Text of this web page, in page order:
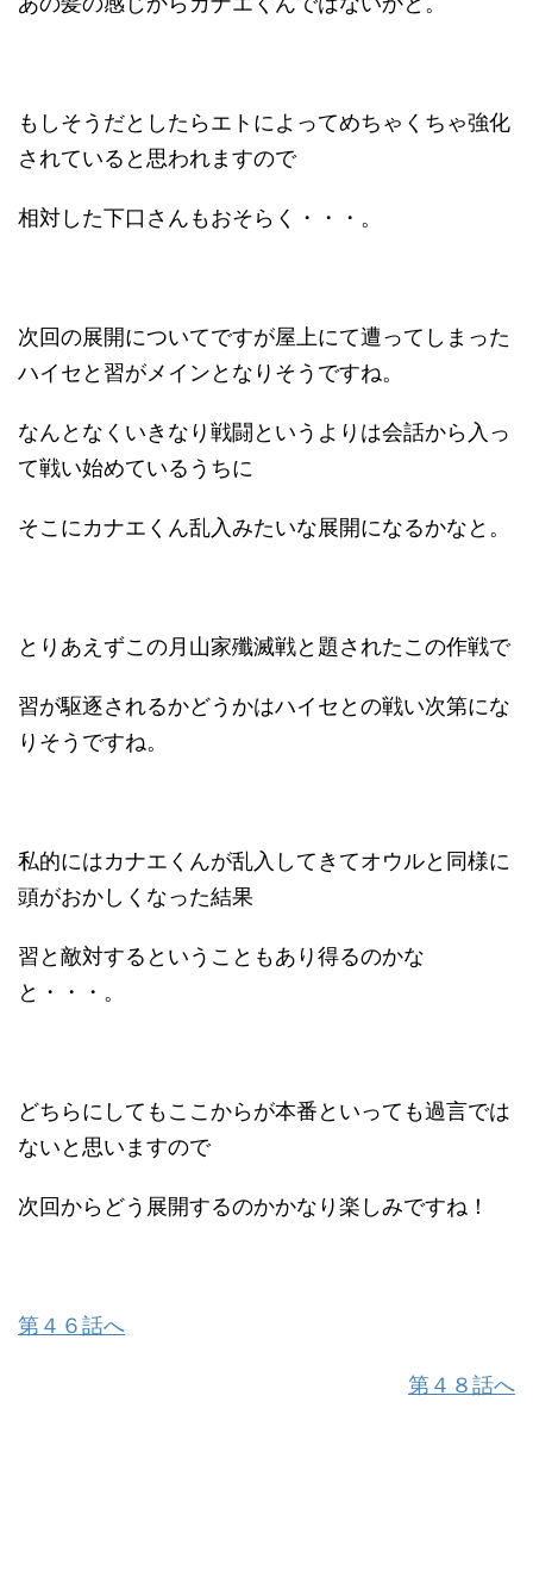
もしそうだとしたらエトによってめちゃくちゃ強化
されていると思われますので
相対した下口さんもおそらく・・・。
次回の展開についてですが屋上にて遭ってしまった
ハイセと習がメインとなりそうですね。
なんとなくいきなり戦闘というよりは会話から入っ
て戦い始めているうちに
そこにカナエくん乱入みたいな展開になるかなと。
とりあえずこの月山家殲滅戦と題されたこの作戦で
習が駆逐されるかどうかはハイセとの戦い次第にな
りそうですね。
私的にはカナエくんが乱入してきてオウルと同様に
頭がおかしくなった結果
習と敵対するということもあり得るのかな
と・・・。
どちらにしてもここからが本番といっても過言では
ないと思いますので
次回からどう展開するのかかなり楽しみですね！
第４６話へ
第４８話へ